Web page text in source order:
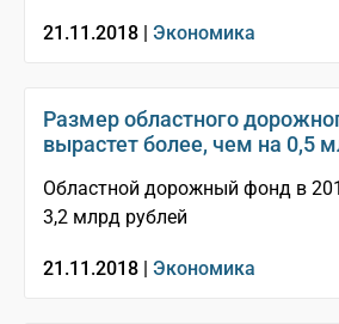
21.11.2018 | Экономика
Размер областного
вырастет более, чем на 0,5
Областной дорожный фонд в
3,2 млрд рублей
21.11.2018 | Экономика